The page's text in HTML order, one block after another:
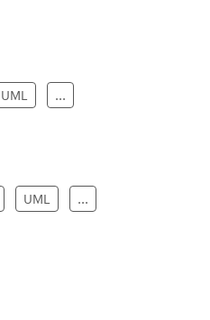
UML ...
UML ...